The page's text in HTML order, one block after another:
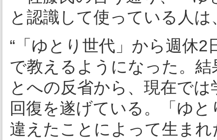
と認識して使っている人
“「ゆとり世代」から週休
で教えるようになった。
とへの反省から、現在で
回復を遂げている。「ゆ
違えたことによって生ま